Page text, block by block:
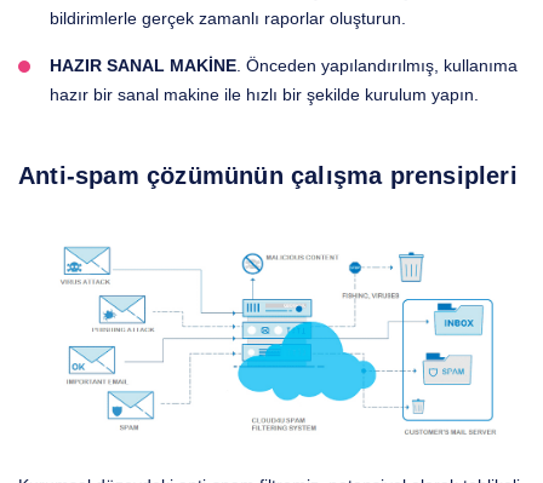
bildirimlerle gerçek zamanlı raporlar oluşturun.
HAZIR SANAL MAKİNE . Önceden yapılandırılmış, kullanıma
hazır bir sanal makine ile hızlı bir şekilde kurulum yapın.
Anti-spam çözümünün çalışma prensipleri